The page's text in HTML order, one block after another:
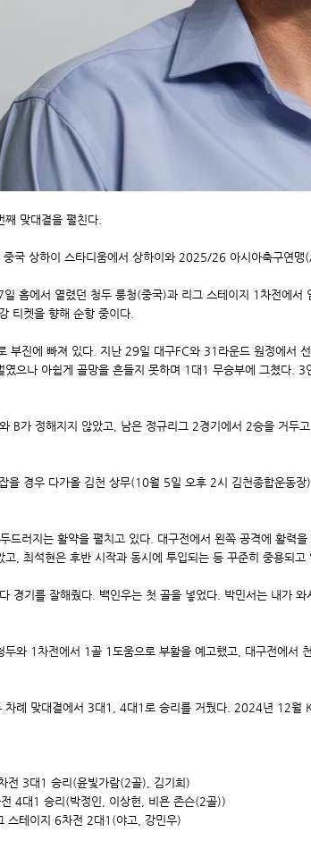
맞대결을 펼친다.
국 상하이 스타디움에서 상하이와 2025/26 아시아축구연맹
홈에서 열렸던 청두 룽청(중국)과 리그 스테이지 1차전에
티켓을 향해 순항 중이다.
부진에 빠져 있다. 지난 29일 대구FC와 31라운드 원정에서
으나 아쉽게 골망을 흔들지 못하며 1대1 무승부에 그쳤다.
B가 정해지지 않았고, 남은 정규리그 2경기에서 2승을 거두
을 경우 다가올 김천 상무(10월 5일 오후 2시 김천종합운동
러지는 활약을 펼치고 있다. 대구전에서 왼쪽 공격에 활력
, 최석현은 후반 시작과 동시에 투입되는 등 꾸준히 중용되고
경기를 잘해줬다. 백인우는 첫 골을 넣었다. 박민서는 내가
와 1차전에서 1골 1도움으로 부활을 예고했고, 대구전에서
례 맞대결에서 3대1, 4대1로 승리를 거뒀다. 2024년 12월
3대1 승리(윤빛가람(2골), 김기희)
4대1 승리(박정인, 이상헌, 비욘 존슨(2골))
테이지 6차전 2대1(야고, 강민우)